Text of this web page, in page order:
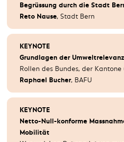
BREAK
PITCH & PANEL
SIA 2060 Elektromobilität im
Begrüssung durch die Stadt
Reto Nause, Stadt Bern
KEYNOTE
Grundlagen der
Rollen des Bundes, der
Raphael Bucher, BAFU
KEYNOTE
Netto-Null-konforme
Mobilität